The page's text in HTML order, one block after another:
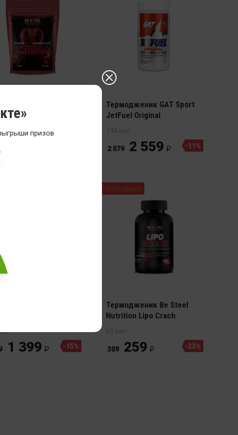
Cobra Black
Термодженик GAT Sport
JetFuel Original
144 кап
2 879 2 559 -11%
1 399 -15%
Распродажа
Термодженик Be Steel
Nutrition Lipo Crach
60 кап
389 259 -33%
призов